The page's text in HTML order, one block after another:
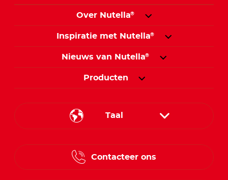
Over Nutella®
Inspiratie met Nutella®
Nieuws van Nutella®
Producten
Taal
Contacteer ons